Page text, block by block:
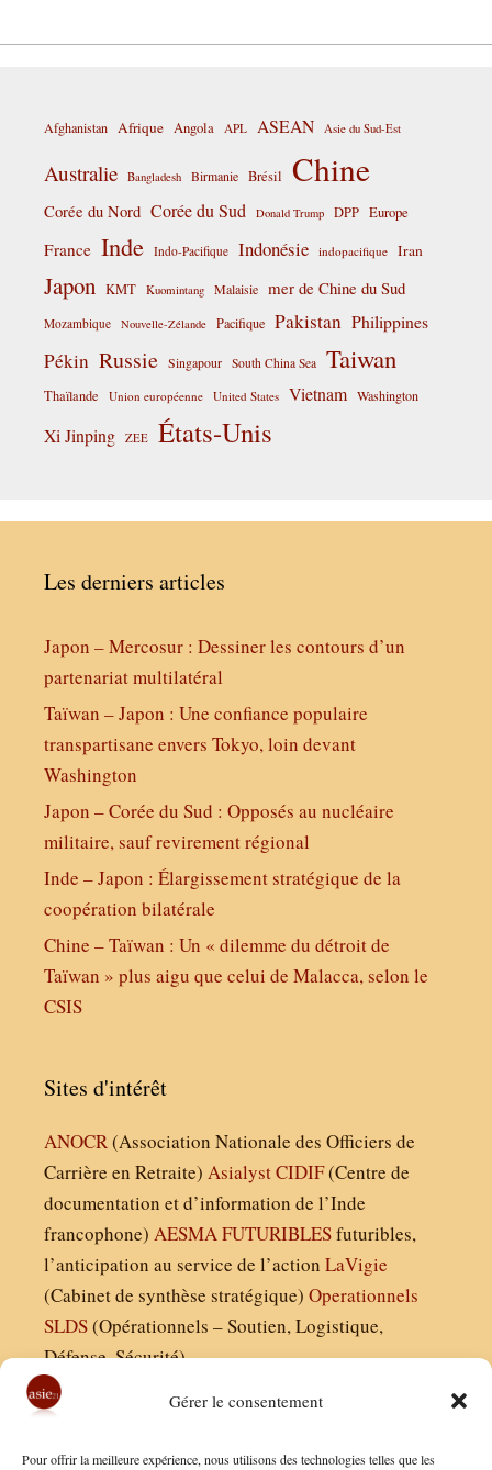
Gérer le consentement
Pour offrir la meilleure expérience, nous utilisons des technologies telles que les
Afghanistan Afrique Angola APL ASEAN Asie du Sud-Est
Australie Bangladesh Birmanie Brésil Chine
Corée du Nord Corée du Sud Donald Trump DPP Europe
France Inde Indo-Pacifique Indonésie indopacifique Iran
Japon KMT Kuomintang Malaisie mer de Chine du Sud
Mozambique Nouvelle-Zélande Pacifique Pakistan Philippines
Pékin Russie Singapour South China Sea Taiwan
Thaïlande Union européenne United States Vietnam Washington
Xi Jinping ZEE États-Unis
Les derniers articles
Japon – Mercosur : Dessiner les contours d’un
partenariat multilatéral
Taïwan – Japon : Une confiance populaire
transpartisane envers Tokyo, loin devant
Washington
Japon – Corée du Sud : Opposés au nucléaire
militaire, sauf revirement régional
Inde – Japon : Élargissement stratégique de la
coopération bilatérale
Chine – Taïwan : Un « dilemme du détroit de
Taïwan » plus aigu que celui de Malacca, selon le
CSIS
Sites d'intérêt
ANOCR(Association Nationale des Officiers de
Carrière en Retraite) AsialystCIDIF(Centre de
documentation et d’information de l’Inde
francophone) AESMAFUTURIBLESfuturibles,
l’anticipation au service de l’action LaVigie
(Cabinet de synthèse stratégique) Operationnels
SLDS(Opérationnels – Soutien, Logistique,
Défense, Sécurité)